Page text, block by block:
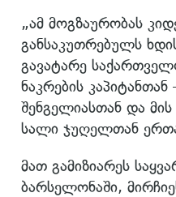
„ამ მოგზაურობას
განსაკუთრებულს
გავატარე
ნაკრების
შენგელიასთან და
სალი ჯუღელთან
მათ გამიზიარეს
ბარსელონაში,